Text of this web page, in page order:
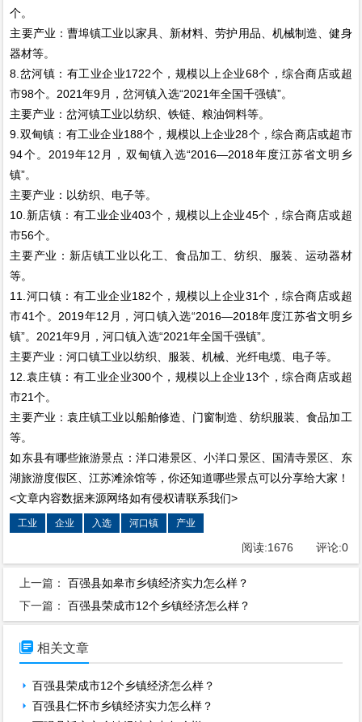
个。
主要产业：曹埠镇工业以家具、新材料、劳护用品、机械制造、健身
器材等。
8.岔河镇：有工业企业1722个，规模以上企业68个，综合商店或超
市98个。2021年9月，岔河镇入选“2021年全国千强镇”。
主要产业：岔河镇工业以纺织、铁链、粮油饲料等。
9.双甸镇：有工业企业188个，规模以上企业28个，综合商店或超市
94个。2019年12月，双甸镇入选“2016—2018年度江苏省文明乡
镇”。
主要产业：以纺织、电子等。
10.新店镇：有工业企业403个，规模以上企业45个，综合商店或超
市56个。
主要产业：新店镇工业以化工、食品加工、纺织、服装、运动器材
等。
11.河口镇：有工业企业182个，规模以上企业31个，综合商店或超
市41个。2019年12月，河口镇入选“2016—2018年度江苏省文明乡
镇”。2021年9月，河口镇入选“2021年全国千强镇”。
主要产业：河口镇工业以纺织、服装、机械、光纤电缆、电子等。
12.袁庄镇：有工业企业300个，规模以上企业13个，综合商店或超
市21个。
主要产业：袁庄镇工业以船舶修造、门窗制造、纺织服装、食品加工
等。
如东县有哪些旅游景点：洋口港景区、小洋口景区、国清寺景区、东
湖旅游度假区、江苏滩涂馆等，你还知道哪些景点可以分享给大家！
<文章内容数据来源网络如有侵权请联系我们>
工业 企业 入选 河口镇 产业
阅读:1676 评论:0
上一篇：百强县如皋市乡镇经济实力怎么样？
下一篇：百强县荣成市12个乡镇经济怎么样？
 相关文章
百强县荣成市12个乡镇经济怎么样？
百强县仁怀市乡镇经济实力怎么样？